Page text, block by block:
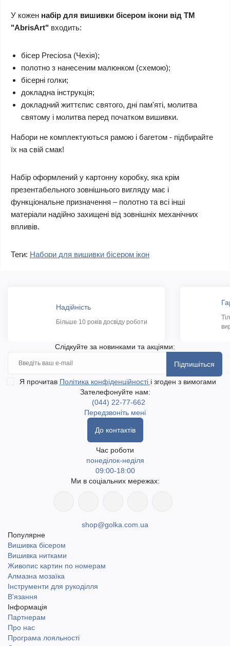
У кожен набір для вишивки бісером ікони від ТМ
"AbrisArt" входить:
бісер Preciosa (Чехія);
полотно з нанесеним малюнком (схемою);
бісерні голки;
докладна інструкція;
докладний життєпис святого, дні пам'яті, молитва
святому і молитва перед початком вишивки.
Набори не комплектуються рамою і багетом - підбирайте
їх на свій смак!
Набір оформлений у картонну коробку, яка крім
презентабельного зовнішнього вигляду має і
функціональне призначення – полотно та всі інші
матеріали надійно захищені від зовнішніх механічних
впливів.
Теги: Набори для вишивки бісером ікон
Надійність
Більше 10 років досвіду роботи
Слідкуйте за новинками та акціями:
Підпишіться
Я прочитав Політика конфіденційності і згоден з вимогами
Зателефонуйте нам:
(044) 22-77-662
Передзвоніть мені
До контактів
Час роботи
понеділок-неділя
09:00-18:00
Ми в соціальних мережах:
shop@golka.com.ua
Популярне
Вишивка бісером
Вишивка нитками
Живопис картин по номерам
Алмазна мозаїка
Інструменти для рукоділля
В'язання
Інформація
Партнерам
Про нас
Програма лояльності